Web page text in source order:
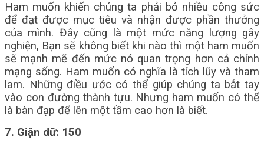
Ham muốn khiến chúng ta phải bỏ nhiều công sức
để đạt được mục tiêu và nhận được phần thưởng
của mình. Đây cũng là một mức năng lượng gây
nghiện, Bạn sẽ không biết khi nào thì một ham muốn
sẽ mạnh mẽ đến mức nó quan trọng hơn cả chính
mạng sống. Ham muốn có nghĩa là tích lũy và tham
lam. Những điều ước có thể giúp chúng ta bắt tay
vào con đường thành tựu. Nhưng ham muốn có thể
là bàn đạp để lên một tầm cao hơn là biết.
7. Giận dữ: 150